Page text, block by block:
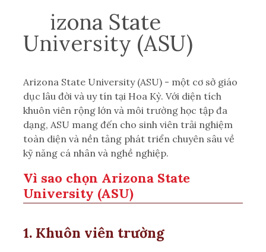
izona State
University (ASU)
Arizona State University (ASU) - một cơ sở giáo
dục lâu đời và uy tín tại Hoa Kỳ. Với diện tích
khuôn viên rộng lớn và môi trường học tập đa
dạng, ASU mang đến cho sinh viên trải nghiệm
toàn diện và nền tảng phát triển chuyên sâu về
kỹ năng cá nhân và nghề nghiệp.
Vì sao chọn Arizona State
University (ASU)
1. Khuôn viên trường